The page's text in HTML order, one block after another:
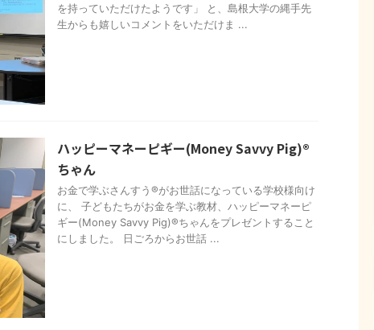
を持っていただけたようです」 と、島根大学の縄手先
生からも嬉しいコメントをいただけま ...
ハッピーマネーピギー(Money Savvy Pig)®︎
ちゃん
お金で学ぶさんすう®︎がお世話になっている学校様向け
に、 子どもたちがお金を学ぶ教材、ハッピーマネーピ
ギー(Money Savvy Pig)®︎ちゃんをプレゼントすること
にしました。 日ごろからお世話 ...